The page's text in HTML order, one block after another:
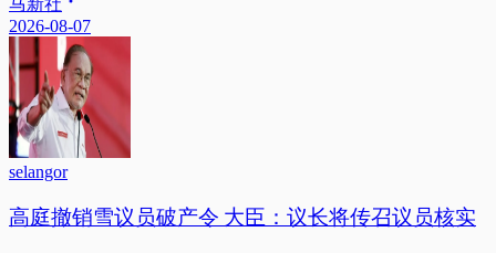
马新社
2026-08-07
selangor
高庭撤销雪议员破产令 大臣：议长将传召议员核实